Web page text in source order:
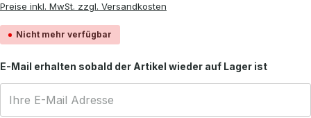
Preise inkl. MwSt. zzgl. Versandkosten
Nicht mehr verfügbar
E-Mail erhalten sobald der Artikel wieder auf Lager ist